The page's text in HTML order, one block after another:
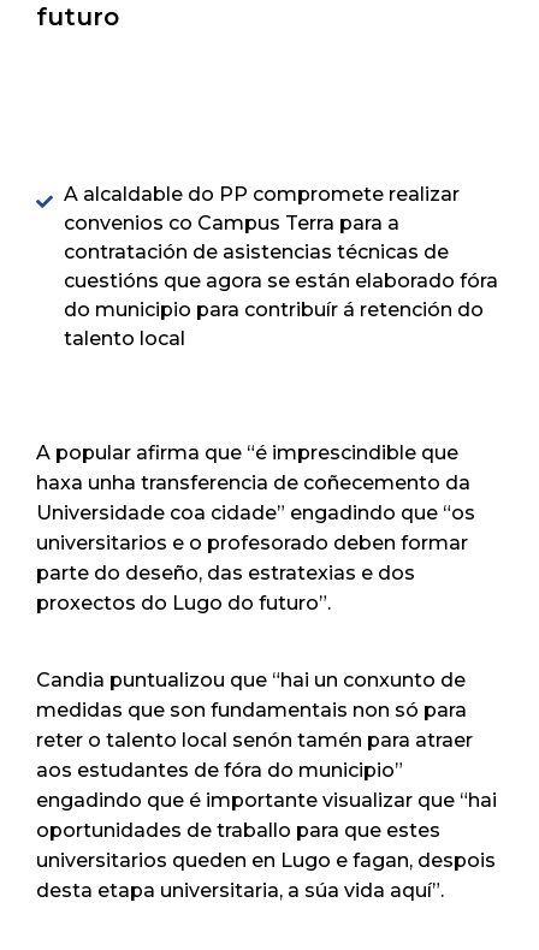
futuro
A alcaldable do PP compromete realizar
convenios co Campus Terra para a
contratación de asistencias técnicas de
cuestións que agora se están elaborado fóra
do municipio para contribuír á retención do
talento local
A popular afirma que “é imprescindible que
haxa unha transferencia de coñecemento da
Universidade coa cidade” engadindo que “os
universitarios e o profesorado deben formar
parte do deseño, das estratexias e dos
proxectos do Lugo do futuro”.
Candia puntualizou que “hai un conxunto de
medidas que son fundamentais non só para
reter o talento local senón tamén para atraer
aos estudantes de fóra do municipio”
engadindo que é importante visualizar que “hai
oportunidades de traballo para que estes
universitarios queden en Lugo e fagan, despois
desta etapa universitaria, a súa vida aquí”.